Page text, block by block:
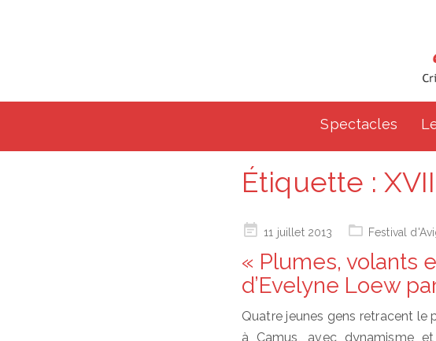
Spectacles
Étiquette :
Posted11 juillet 2013 Festival
« Plumes, volants
d’Evelyne Loew
Quatre jeunes gens retracent le
à Camus, avec dynamisme